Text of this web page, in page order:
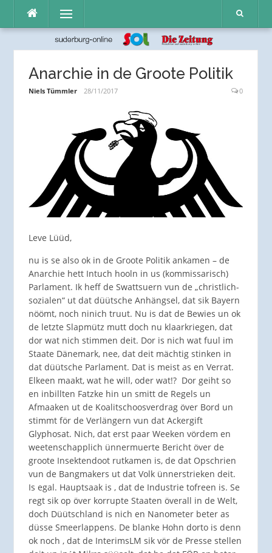
Inhalt
Menü
Anarchie in de Groote Politik
Niels Tümmler 28/11/2017 0
Leve Lüüd,
nu is se also ok in de Groote Politik ankamen – de
Anarchie hett Intuch hooln in us (kommissarisch)
Parlament. Ik heff de Swattsuern vun de „christlich-
sozialen“ ut dat düütsche Anhängsel, dat sik Bayern
nöömt, noch ninich truut. Nu is dat de Bewies un ok
de letzte Slapmütz mutt doch nu klaarkriegen, dat
dor wat nich stimmen deit. Dor is nich wat fuul im
Staate Dänemark, nee, dat deit mächtig stinken in
dat düütsche Parlament. Dat is meist as en Verrat.
Elkeen maakt, wat he will, oder wat!? Dor geiht so
en inbillten Fatzke hin un smitt de Regels un
Afmaaken ut de Koalitschoosverdrag över Bord un
stimmt för de Verlängern vun dat Ackergift
Glyphosat. Nich, dat erst paar Weeken vördem en
weetenschapplich ünnermuerte Bericht över de
groote Insektendoot rutkamen is, de dat Opschrien
vun de Bangmakers ut dat Volk ünnerstrieken deit.
Is egal. Hauptsaak is , dat de Industrie tofreen is. Se
regt sik op över korrupte Staaten överall in de Welt,
doch Düütschland is nich en Nanometer beter as
düsse Smeerlappens. De blanke Hohn dorto is denn
ok noch , dat de InterimsLM sik vör de Presse stellen